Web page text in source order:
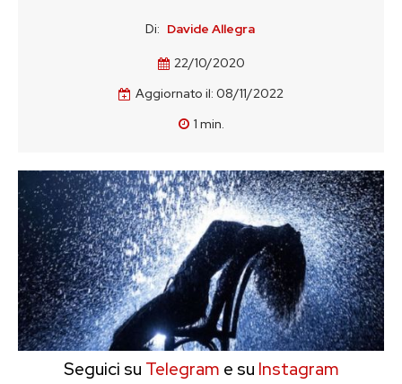
Di: Davide Allegra
22/10/2020
Aggiornato il: 08/11/2022
1 min.
Seguici su Telegram e su Instagram